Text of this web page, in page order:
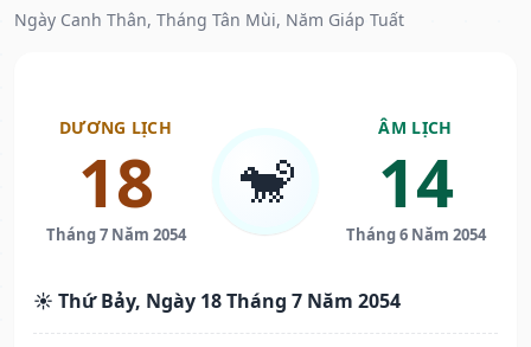
Ngày Canh Thân, Tháng Tân Mùi, Năm Giáp Tuất
DƯƠNG LỊCH
18
Tháng 7 Năm 2054
🐒
ÂM LỊCH
14
Tháng 6 Năm 2054
☀️ Thứ Bảy, Ngày 18 Tháng 7 Năm 2054